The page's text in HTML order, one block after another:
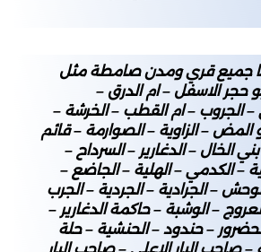
جميع قري ومدن صامطة مثل
حجر الاسفل – ام الدرق –
– الجروب – ام القطب – الخرشة –
المض – الزاوية – الصوارمة – قائم
الخال – الدغارير – السرداح –
– الكدمي – الهلية – الجاضع –
– الجرادية – الجردية – الجرب
– الوشبة – حاكمة الدغارير –
– حندود – الحنشية – حلة